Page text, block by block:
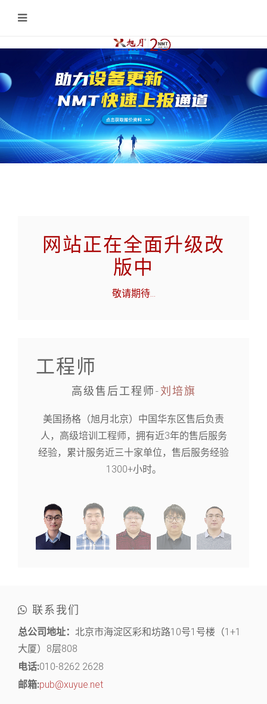
网站正在全面升级改
版中
敬请期待...
工程师
高级售后工程师-刘培旗
美国扬格（旭月北京）中国华东区售后负责
人，高级培训工程师，拥有近3年的售后服务
经验，累计服务近三十家单位，售后服务经验
1300+小时。
联系我们
总公司地址： 北京市海淀区彩和坊路10号1号楼（1+1
大厦）8层808
电话:010-8262 2628
邮箱:pub@xuyue.net